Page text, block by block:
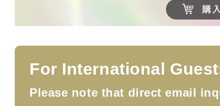
For International
Please note that direct email